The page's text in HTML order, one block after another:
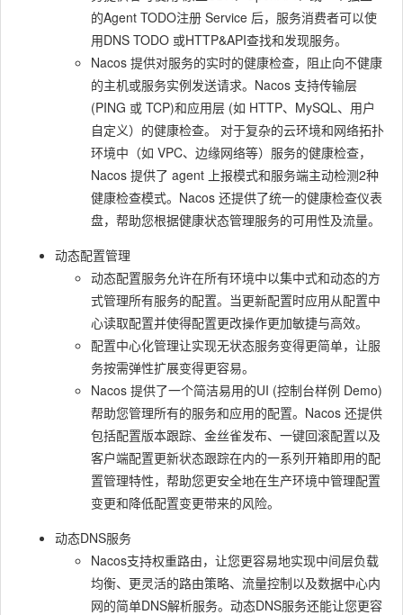
的Agent TODO注册 Service 后，服务消费者可以使
用DNS TODO 或HTTP&API查找和发现服务。
Nacos 提供对服务的实时的健康检查，阻止向不健康
的主机或服务实例发送请求。Nacos 支持传输层
(PING 或 TCP)和应用层 (如 HTTP、MySQL、用户
自定义）的健康检查。 对于复杂的云环境和网络拓扑
环境中（如 VPC、边缘网络等）服务的健康检查，
Nacos 提供了 agent 上报模式和服务端主动检测2种
健康检查模式。Nacos 还提供了统一的健康检查仪表
盘，帮助您根据健康状态管理服务的可用性及流量。
动态配置管理
动态配置服务允许在所有环境中以集中式和动态的方
式管理所有服务的配置。当更新配置时应用从配置中
心读取配置并使得配置更改操作更加敏捷与高效。
配置中心化管理让实现无状态服务变得更简单，让服
务按需弹性扩展变得更容易。
Nacos 提供了一个简洁易用的UI (控制台样例 Demo)
帮助您管理所有的服务和应用的配置。Nacos 还提供
包括配置版本跟踪、金丝雀发布、一键回滚配置以及
客户端配置更新状态跟踪在内的一系列开箱即用的配
置管理特性，帮助您更安全地在生产环境中管理配置
变更和降低配置变更带来的风险。
动态DNS服务
Nacos支持权重路由，让您更容易地实现中间层负载
均衡、更灵活的路由策略、流量控制以及数据中心内
网的简单DNS解析服务。动态DNS服务还能让您更容